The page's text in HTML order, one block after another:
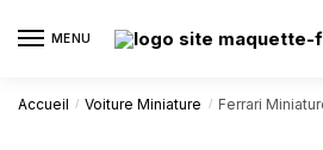
MENU
Accueil / Voiture Miniature / Ferrari